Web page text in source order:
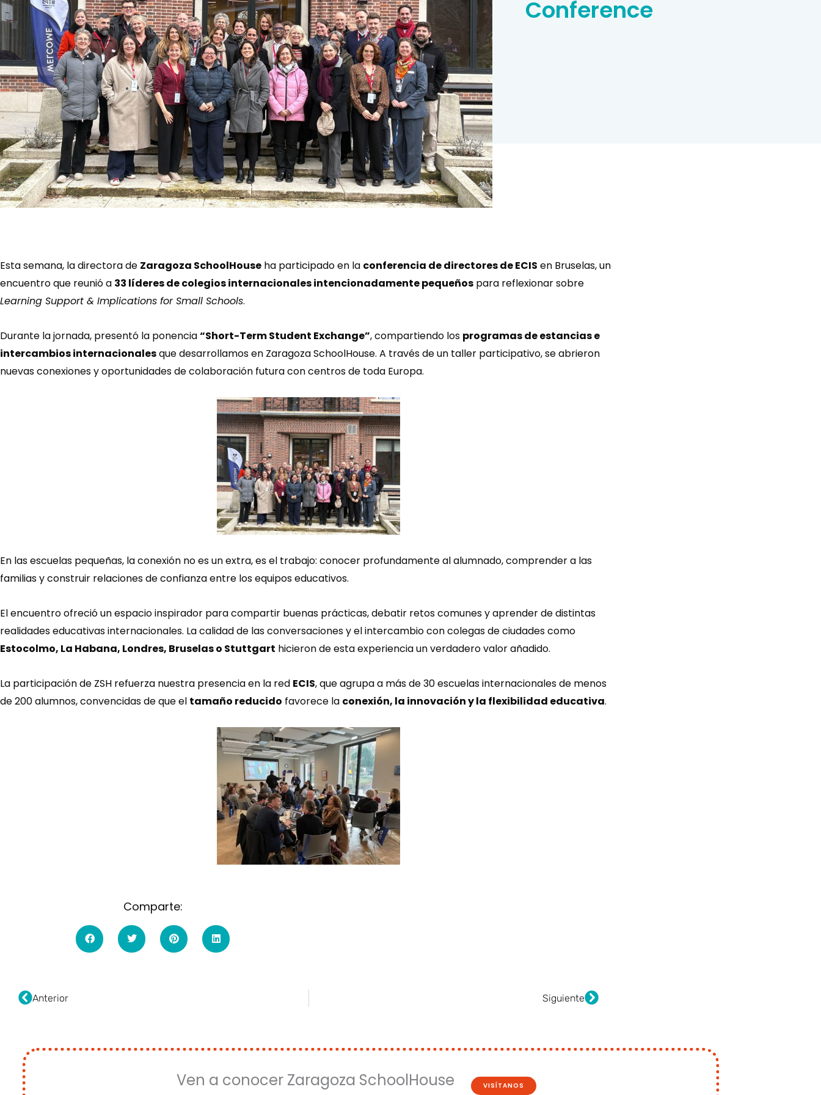
Conference
Esta semana, la directora de Zaragoza SchoolHouse ha participado en la conferencia de directores de ECIS en Bruselas, un
encuentro que reunió a 33 líderes de colegios internacionales intencionadamente pequeños para reflexionar sobre
Learning Support & Implications for Small Schools.
Durante la jornada, presentó la ponencia“Short-Term Student Exchange”, compartiendo los programas de estancias e
intercambios internacionalesque desarrollamos en Zaragoza SchoolHouse. A través de un taller participativo, se abrieron
nuevas conexiones y oportunidades de colaboración futura con centros de toda Europa.
En las escuelas pequeñas, la conexión no es un extra, es el trabajo: conocer profundamente al alumnado, comprender a las
familias y construir relaciones de confianza entre los equipos educativos.
El encuentro ofreció un espacio inspirador para compartir buenas prácticas, debatir retos comunes y aprender de distintas
realidades educativas internacionales. La calidad de las conversaciones y el intercambio con colegas de ciudades como
Estocolmo, La Habana, Londres, Bruselas o Stuttgart hicieron de esta experiencia un verdadero valor añadido.
La participación de ZSH refuerza nuestra presencia en la red ECIS, que agrupa a más de 30 escuelas internacionales de menos
de 200 alumnos, convencidas de que el tamaño reducido favorece la conexión, la innovación y la flexibilidad educativa.
Comparte:
Anterior Siguiente
Ven a conocer Zaragoza SchoolHouse VISÍTANOS